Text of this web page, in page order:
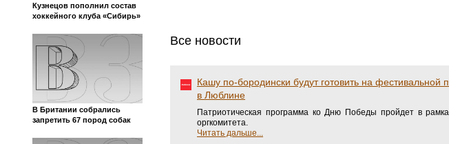
Кузнецов пополнил состав
хоккейного клуба «Сибирь»
В Британии собрались
запретить 67 пород собак
Все новости
Кашу по-бородински будут готовить на фестивальной
в Люблине
Патриотическая программа ко Дню Победы пройдет в
оргкомитета.
Читать дальше...